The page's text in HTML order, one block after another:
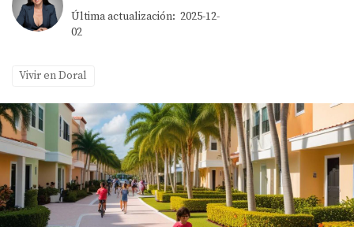
Última actualización: 2025-12-
02
Vivir en Doral